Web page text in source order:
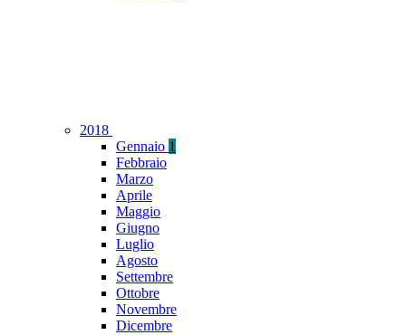
2018
Gennaio 1
Febbraio
Marzo
Aprile
Maggio
Giugno
Luglio
Agosto
Settembre
Ottobre
Novembre
Dicembre